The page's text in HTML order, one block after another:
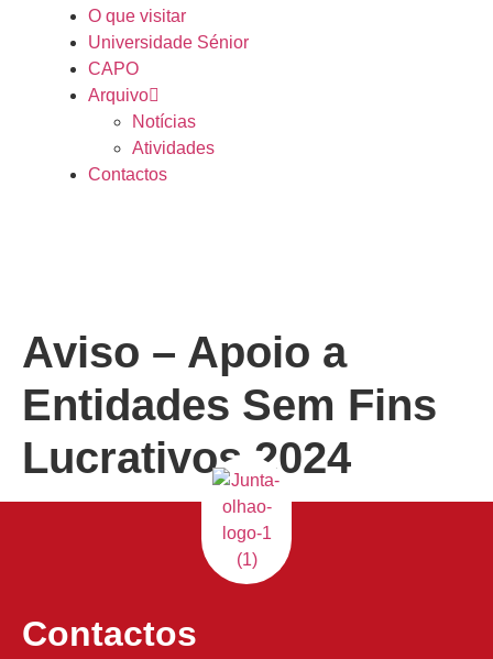
O que visitar
Universidade Sénior
CAPO
Arquivo
Notícias
Atividades
Contactos
Aviso – Apoio a
Entidades Sem Fins
Lucrativos 2024
Contactos